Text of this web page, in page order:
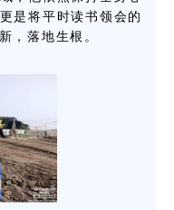
是将平时读书领会的
，落地生根。